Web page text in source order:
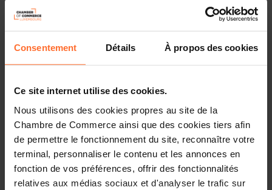
Consentement Détails À propos des cookies
Ce site internet utilise des cookies.
Nous utilisons des cookies propres au site de la
Chambre de Commerce ainsi que des cookies tiers afin
de permettre le fonctionnement du site, reconnaître votre
terminal, personnaliser le contenu et les annonces en
fonction de vos préférences, offrir des fonctionnalités
relatives aux médias sociaux et d'analyser le trafic sur
PDF, 22.3 MB